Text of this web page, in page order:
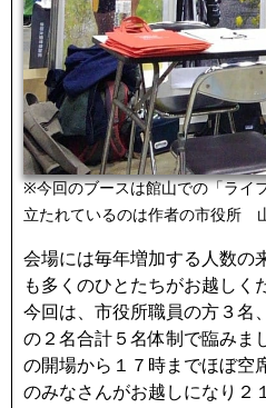
※今回のブースは館山での「ライ
立たれているのは作者の市役所
会場には毎年増加する人数の
も多くのひとたちがお越しく
今回は、市役所職員の方３名
の２名合計５名体制で臨みま
の開場から１７時までほぼ空
のみなさんがお越しになり２